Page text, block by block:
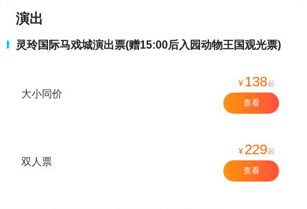
演出
灵玲国际马戏城演出票(赠15:00后入园动物王国观光票)
大小同价
¥ 138起
查看
双人票
¥ 229起
查看